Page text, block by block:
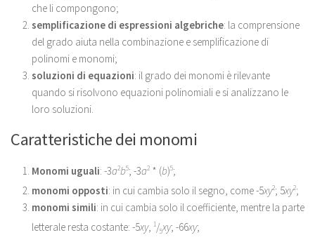
che li compongono;
semplificazione di espressioni algebriche: la comprensione
del grado aiuta nella combinazione e semplificazione di
polinomi e monomi;
soluzioni di equazioni: il grado dei monomi è rilevante
quando si risolvono equazioni polinomiali e si analizzano le
loro soluzioni.
Caratteristiche dei monomi
Monomi uguali: -3a2b5; -3a2 * (b)5;
monomi opposti: in cui cambia solo il segno, come -5xy2; 5xy2;
monomi simili: in cui cambia solo il coefficiente, mentre la parte
letterale resta costante: -5xy, 1/5xy; -66xy;